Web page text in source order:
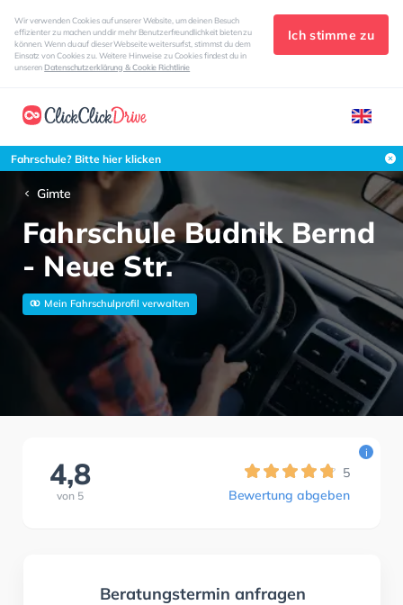
Wir verwenden Cookies auf unserer Website, um deinen Besuch
effizienter zu machen und dir mehr Benutzerfreundlichkeit bieten zu
können. Wenn du auf dieser Webseite weitersurfst, stimmst du dem
Einsatz von Cookies zu. Weitere Hinweise zu Cookies findest du in
unserenDatenschutzerklärung & Cookie Richtlinie
Ich stimme zu
Fahrschule? Bitte hier klicken
Gimte
Fahrschule Budnik Bernd
- Neue Str.
Mein Fahrschulprofil verwalten
4,8
von 5
5
Bewertung abgeben
i
Beratungstermin anfragen